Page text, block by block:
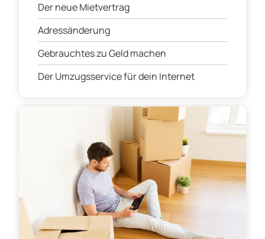
Der neue Mietvertrag
Adressänderung
Gebrauchtes zu Geld machen
Der Umzugsservice für dein Internet